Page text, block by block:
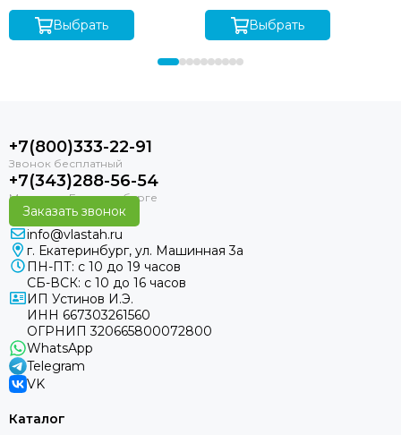
Выбрать Выбрать
+7(800)333-22-91
+7(343)288-56-54
Заказать звонок
info@vlastah.ru
г. Екатеринбург, ул. Машинная 3а
ПН-ПТ: с 10 до 19 часов
СБ-ВСК: с 10 до 16 часов
ИП Устинов И.Э.
ИНН 667303261560
ОГРНИП 320665800072800
WhatsApp
Telegram
VK
Каталог